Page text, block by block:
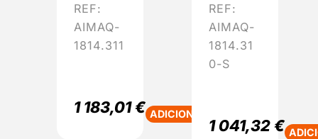
REF:
AIMAQ-
1814.311
1 183,01€ ADICIONAR
REF:
AIMAQ-
1814.31
0-S
1 041,32€